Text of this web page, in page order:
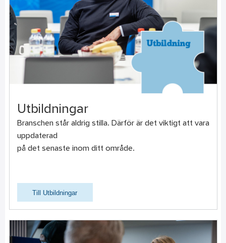
Utbildningar
Branschen står aldrig stilla. Därför är det viktigt att vara
uppdaterad
på det senaste inom ditt område.
Till Utbildningar